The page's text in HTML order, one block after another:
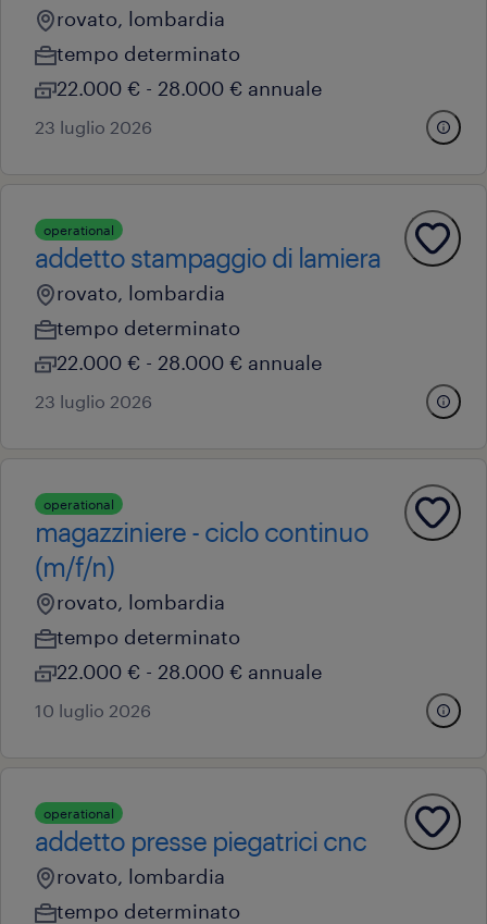
rovato, lombardia
tempo determinato
22.000 € - 28.000 € annuale
23 luglio 2026
operational
addetto stampaggio di lamiera
rovato, lombardia
tempo determinato
22.000 € - 28.000 € annuale
23 luglio 2026
operational
magazziniere - ciclo continuo
(m/f/n)
rovato, lombardia
tempo determinato
22.000 € - 28.000 € annuale
10 luglio 2026
operational
addetto presse piegatrici cnc
rovato, lombardia
tempo determinato